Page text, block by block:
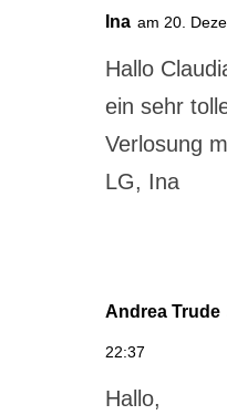
Ina am 20.
Hallo
ein sehr
Verlosung
LG, Ina
Andrea Trude
22:37
Hallo,